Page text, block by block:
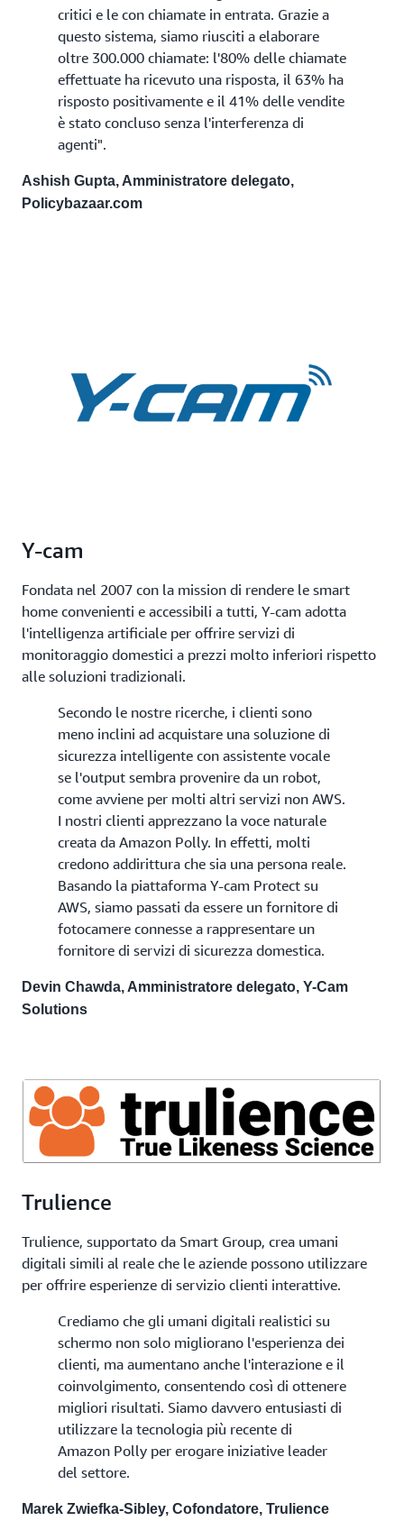
critici e le con chiamate in entrata. Grazie a
questo sistema, siamo riusciti a elaborare
oltre 300.000 chiamate: l'80% delle chiamate
effettuate ha ricevuto una risposta, il 63% ha
risposto positivamente e il 41% delle vendite
è stato concluso senza l'interferenza di
agenti".
Ashish Gupta, Amministratore delegato,
Policybazaar.com
Y-cam
Fondata nel 2007 con la mission di rendere le smart
home convenienti e accessibili a tutti, Y-cam adotta
l'intelligenza artificiale per offrire servizi di
monitoraggio domestici a prezzi molto inferiori rispetto
alle soluzioni tradizionali.
Secondo le nostre ricerche, i clienti sono
meno inclini ad acquistare una soluzione di
sicurezza intelligente con assistente vocale
se l'output sembra provenire da un robot,
come avviene per molti altri servizi non AWS.
I nostri clienti apprezzano la voce naturale
creata da Amazon Polly. In effetti, molti
credono addirittura che sia una persona reale.
Basando la piattaforma Y-cam Protect su
AWS, siamo passati da essere un fornitore di
fotocamere connesse a rappresentare un
fornitore di servizi di sicurezza domestica.
Devin Chawda, Amministratore delegato, Y-Cam
Solutions
Trulience
Trulience, supportato da Smart Group, crea umani
digitali simili al reale che le aziende possono utilizzare
per offrire esperienze di servizio clienti interattive.
Crediamo che gli umani digitali realistici su
schermo non solo migliorano l'esperienza dei
clienti, ma aumentano anche l'interazione e il
coinvolgimento, consentendo così di ottenere
migliori risultati. Siamo davvero entusiasti di
utilizzare la tecnologia più recente di
Amazon Polly per erogare iniziative leader
del settore.
Marek Zwiefka-Sibley, Cofondatore, Trulience